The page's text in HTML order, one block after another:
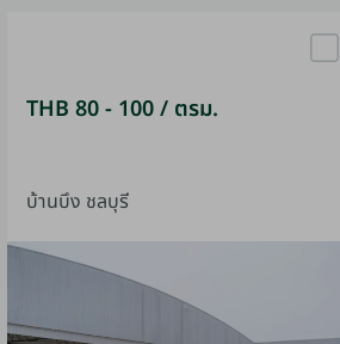
THB 80 - 100 / ตรม.
บ้านบึง ชลบุรี